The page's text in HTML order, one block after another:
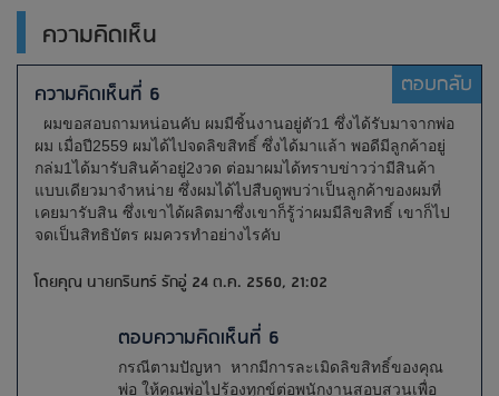
ความคิดเห็น
ความคิดเห็นที่ 6 ตอบกลับ
ผมขอสอบถามหน่อนคับ ผมมีชิ้นงานอยู่ตัว1 ซึ่งได้รับมาจากพ่อ
ผม เมื่อปี2559 ผมได้ไปจดลิขสิทธิ์ ซึ่งได้มาแล้า พอดีมีลูกค้าอยู่
กล่ม1ได้มารับสินค้าอยู่2งวด ต่อมาผมได้ทราบข่าวว่ามีสินค้า
แบบเดียวมาจำหน่าย ซึ่งผมได้ไปสืบดูพบว่าเป็นลูกค้าของผมที่
เคยมารับสิน ซึ่งเขาได้ผลิตมาซึ่งเขาก็รู้ว่าผมมีลิขสิทธิ์ เขาก็ไป
จดเป็นสิทธิบัตร ผมควรทำอย่างไรคับ
โดยคุณ นายกรินทร์ รักอู่ 24 ต.ค. 2560, 21:02
ตอบความคิดเห็นที่ 6
กรณีตามปัญหา หากมีการละเมิดลิขสิทธิ์ของคุณ
พ่อ ให้คุณพ่อไปร้องทุกข์ต่อพนักงานสอบสวนเพื่อ